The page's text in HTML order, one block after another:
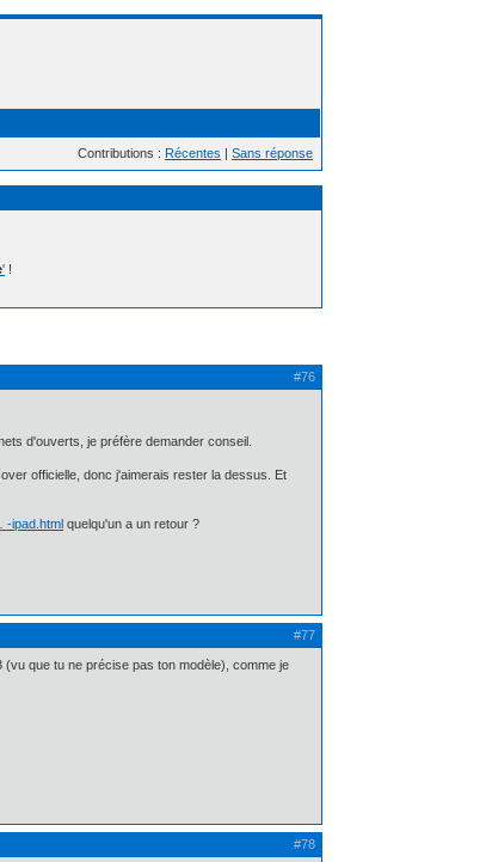
Contributions : Récentes | Sans réponse
' !
#76
d'ouverts, je préfère demander conseil.
officielle, donc j'aimerais rester la dessus. Et
-ipad.html quelqu'un a un retour ?
#77
(vu que tu ne précise pas ton modèle), comme je
#78